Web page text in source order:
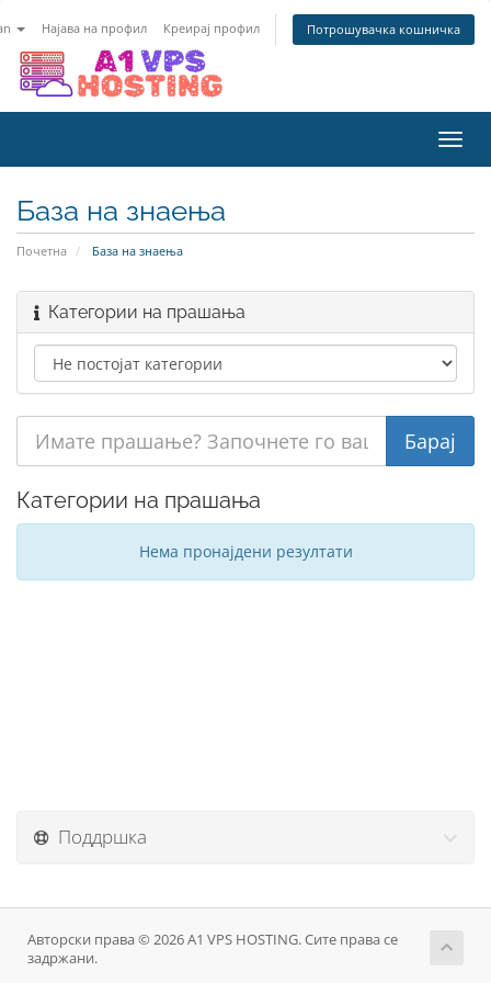
Најава на профил Креирај профил Потрошувачка кошничка
ја
База на знаења
Почетна База на знаења
Категории на прашања
Категории на прашања
Нема пронајдени резултати
Поддршка
Авторски права © 2026 A1 VPS HOSTING. Сите права се
задржани.